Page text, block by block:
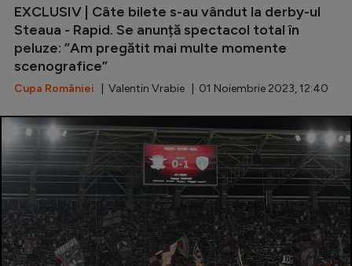
EXCLUSIV | Câte bilete s-au vândut la derby-ul
Steaua - Rapid. Se anunță spectacol total în
peluze: ”Am pregătit mai multe momente
scenografice”
Cupa României | Valentin Vrabie | 01 Noiembrie 2023, 12:40